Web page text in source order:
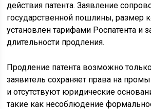
действия патента. Заявление
государственной пошлины, размер
установлен тарифами Роспатента и
длительности продления.
Продление патента возможно
заявитель сохраняет права на
и отсутствуют юридические
такие как несоблюдение